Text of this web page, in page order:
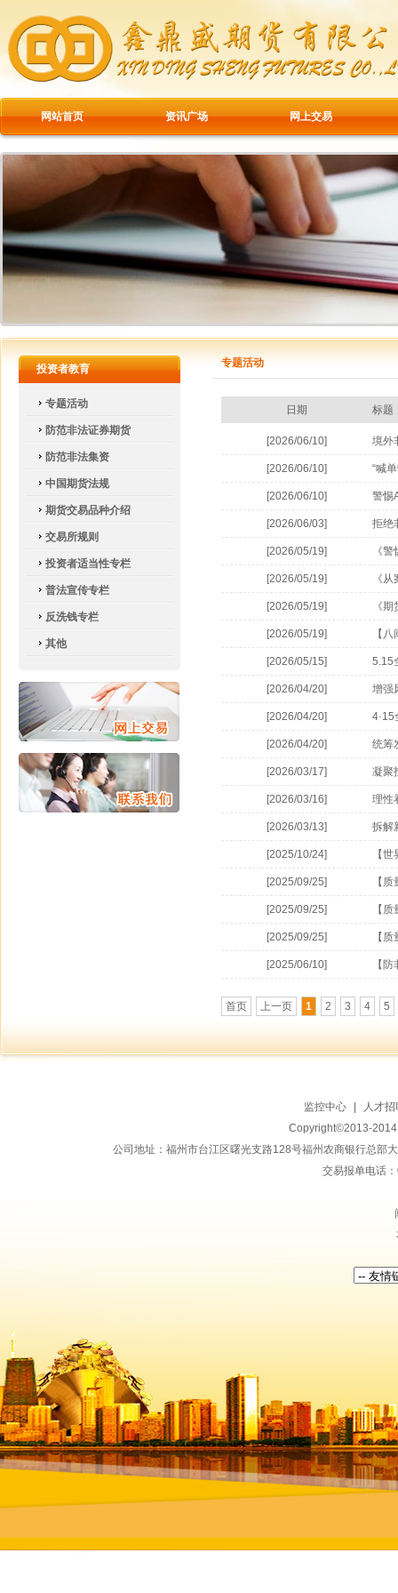
网站首页 资讯广场 网上交易
投资者教育
专题活动
防范非法证券期货
防范非法集资
中国期货法规
期货交易品种介绍
交易所规则
投资者适当性专栏
普法宣传专栏
反洗钱专栏
其他
专题活动
日期 标题
[2026/06/10] 境外
[2026/06/10] “喊
[2026/06/10] 警惕
[2026/06/03] 拒绝
[2026/05/19] 《
[2026/05/19] 《
[2026/05/19] 《
[2026/05/19] 【
[2026/05/15] 5.15
[2026/04/20] 增强
[2026/04/20] 4·15
[2026/04/20] 统筹
[2026/03/17] 凝聚
[2026/03/16] 理性
[2026/03/13] 拆解
[2025/10/24] 【
[2025/09/25] 【
[2025/09/25] 【
[2025/09/25] 【
[2025/06/10] 【
首页 上一页 1 2 3 4 5
监控中心
人才招
Copyright©2013-
公司地址：福州市台江区曙光支路128号福州农商银行总
交易报单电话